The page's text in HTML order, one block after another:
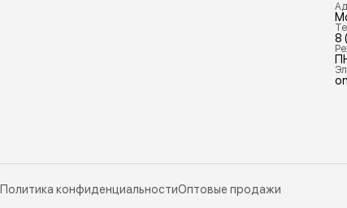
8
Политика конфиденциальностиОптовые продажи